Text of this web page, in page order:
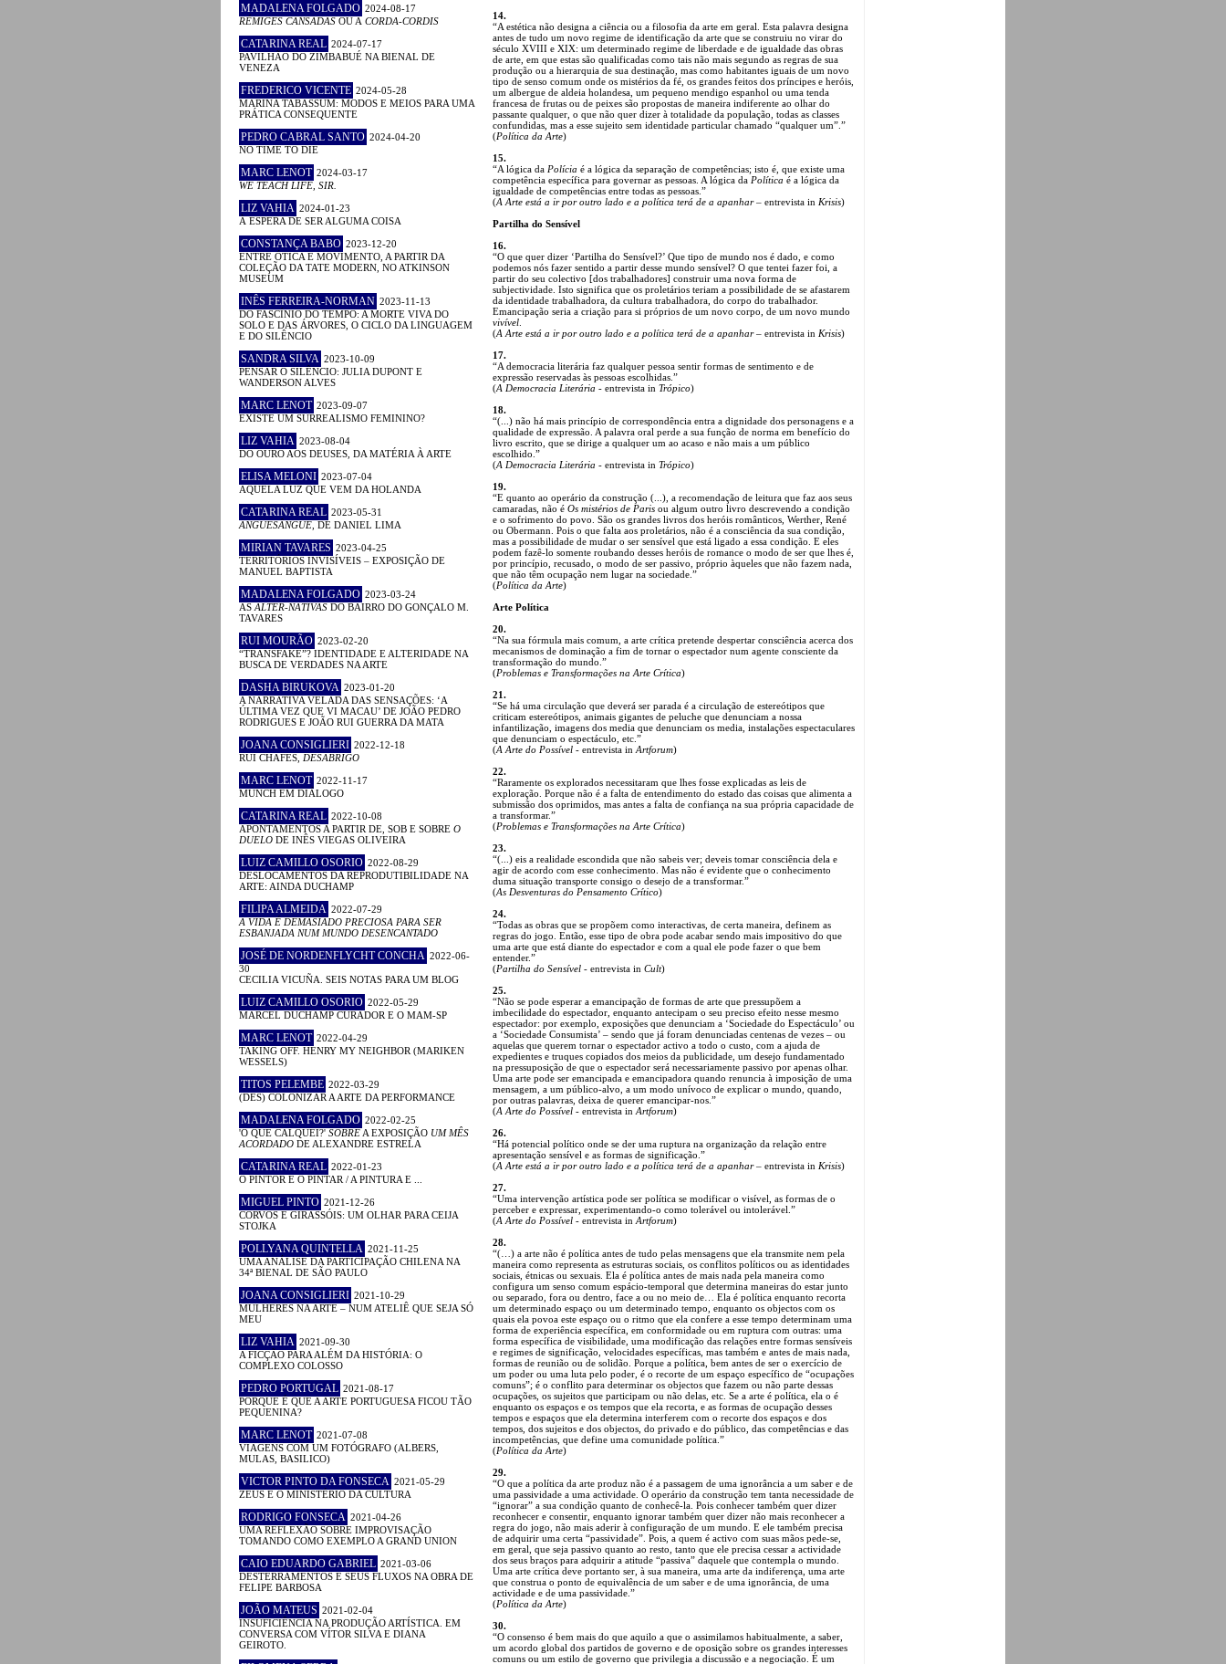
MADALENA FOLGADO 2024-08-17
RÉMIGES CANSADAS OU A CORDA-CORDIS
CATARINA REAL 2024-07-17
PAVILHÃO DO ZIMBABUÉ NA BIENAL DE
VENEZA
FREDERICO VICENTE 2024-05-28
MARINA TABASSUM: MODOS E MEIOS PARA UMA
PRÁTICA CONSEQUENTE
PEDRO CABRAL SANTO 2024-04-20
NO TIME TO DIE
MARC LENOT 2024-03-17
WE TEACH LIFE, SIR.
LIZ VAHIA 2024-01-23
À ESPERA DE SER ALGUMA COISA
CONSTANÇA BABO 2023-12-20
ENTRE ÓTICA E MOVIMENTO, A PARTIR DA
COLEÇÃO DA TATE MODERN, NO ATKINSON
MUSEUM
INÊS FERREIRA-NORMAN 2023-11-13
DO FASCÍNIO DO TEMPO: A MORTE VIVA DO
SOLO E DAS ÁRVORES, O CICLO DA LINGUAGEM
E DO SILÊNCIO
SANDRA SILVA 2023-10-09
PENSAR O SILÊNCIO: JULIA DUPONT E
WANDERSON ALVES
MARC LENOT 2023-09-07
EXISTE UM SURREALISMO FEMININO?
LIZ VAHIA 2023-08-04
DO OURO AOS DEUSES, DA MATÉRIA À ARTE
ELISA MELONI 2023-07-04
AQUELA LUZ QUE VEM DA HOLANDA
CATARINA REAL 2023-05-31
ANGUESÂNGUE , DE DANIEL LIMA
MIRIAN TAVARES 2023-04-25
TERRITÓRIOS INVISÍVEIS – EXPOSIÇÃO DE
MANUEL BAPTISTA
MADALENA FOLGADO 2023-03-24
AS ALTER-NATIVAS DO BAIRRO DO GONÇALO M.
TAVARES
RUI MOURÃO 2023-02-20
“TRANSFAKE”? IDENTIDADE E ALTERIDADE NA
BUSCA DE VERDADES NA ARTE
DASHA BIRUKOVA 2023-01-20
A NARRATIVA VELADA DAS SENSAÇÕES: ‘A
ÚLTIMA VEZ QUE VI MACAU’ DE JOÃO PEDRO
RODRIGUES E JOÃO RUI GUERRA DA MATA
JOANA CONSIGLIERI 2022-12-18
RUI CHAFES, DESABRIGO
MARC LENOT 2022-11-17
MUNCH EM DIÁLOGO
CATARINA REAL 2022-10-08
APONTAMENTOS A PARTIR DE, SOB E SOBRE O
DUELO DE INÊS VIEGAS OLIVEIRA
LUIZ CAMILLO OSORIO 2022-08-29
DESLOCAMENTOS DA REPRODUTIBILIDADE NA
ARTE: AINDA DUCHAMP
FILIPA ALMEIDA 2022-07-29
A VIDA É DEMASIADO PRECIOSA PARA SER
ESBANJADA NUM MUNDO DESENCANTADO
JOSÉ DE NORDENFLYCHT CONCHA 2022-06-
30
CECILIA VICUÑA. SEIS NOTAS PARA UM BLOG
LUIZ CAMILLO OSORIO 2022-05-29
MARCEL DUCHAMP CURADOR E O MAM-SP
MARC LENOT 2022-04-29
TAKING OFF. HENRY MY NEIGHBOR (MARIKEN
WESSELS)
TITOS PELEMBE 2022-03-29
(DES) COLONIZAR A ARTE DA PERFORMANCE
MADALENA FOLGADO 2022-02-25
'O QUE CALQUEI?' SOBRE A EXPOSIÇÃO UM MÊS
ACORDADO DE ALEXANDRE ESTRELA
CATARINA REAL 2022-01-23
O PINTOR E O PINTAR / A PINTURA E ...
MIGUEL PINTO 2021-12-26
CORVOS E GIRASSÓIS: UM OLHAR PARA CEIJA
STOJKA
POLLYANA QUINTELLA 2021-11-25
UMA ANÁLISE DA PARTICIPAÇÃO CHILENA NA
34ª BIENAL DE SÃO PAULO
JOANA CONSIGLIERI 2021-10-29
MULHERES NA ARTE – NUM ATELIÊ QUE SEJA SÓ
MEU
LIZ VAHIA 2021-09-30
A FICÇÃO PARA ALÉM DA HISTÓRIA: O
COMPLEXO COLOSSO
PEDRO PORTUGAL 2021-08-17
PORQUE É QUE A ARTE PORTUGUESA FICOU TÃO
PEQUENINA?
MARC LENOT 2021-07-08
VIAGENS COM UM FOTÓGRAFO (ALBERS,
MULAS, BASILICO)
VICTOR PINTO DA FONSECA 2021-05-29
ZEUS E O MINISTÉRIO DA CULTURA
RODRIGO FONSECA 2021-04-26
UMA REFLEXÃO SOBRE IMPROVISAÇÃO
TOMANDO COMO EXEMPLO A GRAND UNION
CAIO EDUARDO GABRIEL 2021-03-06
DESTERRAMENTOS E SEUS FLUXOS NA OBRA DE
FELIPE BARBOSA
JOÃO MATEUS 2021-02-04
INSUFICIÊNCIA NA PRODUÇÃO ARTÍSTICA. EM
CONVERSA COM VÍTOR SILVA E DIANA
GEIROTO.
14.
“A estética não designa a ciência ou a filosofia da arte em geral. Esta palavra designa
antes de tudo um novo regime de identificação da arte que se construiu no virar do
século XVIII e XIX: um determinado regime de liberdade e de igualdade das obras
de arte, em que estas são qualificadas como tais não mais segundo as regras de sua
produção ou a hierarquia de sua destinação, mas como habitantes iguais de um novo
tipo de senso comum onde os mistérios da fé, os grandes feitos dos príncipes e heróis,
um albergue de aldeia holandesa, um pequeno mendigo espanhol ou uma tenda
francesa de frutas ou de peixes são propostas de maneira indiferente ao olhar do
passante qualquer, o que não quer dizer à totalidade da população, todas as classes
confundidas, mas a esse sujeito sem identidade particular chamado “qualquer um”.”
(Política da Arte)
15.
“A lógica da Polícia é a lógica da separação de competências; isto é, que existe uma
competência específica para governar as pessoas. A lógica da Política é a lógica da
igualdade de competências entre todas as pessoas.”
(A Arte está a ir por outro lado e a política terá de a apanhar– entrevista in Krisis)
Partilha do Sensível
16.
“O que quer dizer ‘Partilha do Sensível?’ Que tipo de mundo nos é dado, e como
podemos nós fazer sentido a partir desse mundo sensível? O que tentei fazer foi, a
partir do seu colectivo [dos trabalhadores] construir uma nova forma de
subjectividade. Isto significa que os proletários teriam a possibilidade de se afastarem
da identidade trabalhadora, da cultura trabalhadora, do corpo do trabalhador.
Emancipação seria a criação para si próprios de um novo corpo, de um novo mundo
vivível
(A Arte está a ir por outro lado e a política terá de a apanhar– entrevista in Krisis)
17.
“A democracia literária faz qualquer pessoa sentir formas de sentimento e de
expressão reservadas às pessoas escolhidas.”
(A Democracia Literária - entrevista in Trópico)
18.
“(...) não há mais princípio de correspondência entra a dignidade dos personagens e a
qualidade de expressão. A palavra oral perde a sua função de norma em benefício do
livro escrito, que se dirige a qualquer um ao acaso e não mais a um público
escolhido.”
(A Democracia Literária - entrevista in Trópico)
19.
“E quanto ao operário da construção (...), a recomendação de leitura que faz aos seus
camaradas, não é Os mistérios de Paris ou algum outro livro descrevendo a condição
e o sofrimento do povo. São os grandes livros dos heróis românticos, Werther, René
ou Obermann. Pois o que falta aos proletários, não é a consciência da sua condição,
mas a possibilidade de mudar o ser sensível que está ligado a essa condição. E eles
podem fazê-lo somente roubando desses heróis de romance o modo de ser que lhes é,
por princípio, recusado, o modo de ser passivo, próprio àqueles que não fazem nada,
que não têm ocupação nem lugar na sociedade.”
(Política da Arte)
Arte Política
20.
“Na sua fórmula mais comum, a arte crítica pretende despertar consciência acerca dos
mecanismos de dominação a fim de tornar o espectador num agente consciente da
transformação do mundo.”
(Problemas e Transformações na Arte Crítica)
21.
“Se há uma circulação que deverá ser parada é a circulação de estereótipos que
criticam estereótipos, animais gigantes de peluche que denunciam a nossa
infantilização, imagens dos media que denunciam os media, instalações espectaculares
que denunciam o espectáculo, etc.”
(A Arte do Possível - entrevista in Artforum)
22.
“Raramente os explorados necessitaram que lhes fosse explicadas as leis de
exploração. Porque não é a falta de entendimento do estado das coisas que alimenta a
submissão dos oprimidos, mas antes a falta de confiança na sua própria capacidade de
a transformar.”
(Problemas e Transformações na Arte Crítica)
23.
“(...) eis a realidade escondida que não sabeis ver; deveis tomar consciência dela e
agir de acordo com esse conhecimento. Mas não é evidente que o conhecimento
duma situação transporte consigo o desejo de a transformar.”
(As Desventuras do Pensamento Crítico)
24.
“Todas as obras que se propõem como interactivas, de certa maneira, definem as
regras do jogo. Então, esse tipo de obra pode acabar sendo mais impositivo do que
uma arte que está diante do espectador e com a qual ele pode fazer o que bem
entender.”
(Partilha do Sensível - entrevista in Cult)
25.
“Não se pode esperar a emancipação de formas de arte que pressupõem a
imbecilidade do espectador, enquanto antecipam o seu preciso efeito nesse mesmo
espectador: por exemplo, exposições que denunciam a ‘Sociedade do Espectáculo’ ou
a ‘Sociedade Consumista’ – sendo que já foram denunciadas centenas de vezes – ou
aquelas que querem tornar o espectador activo a todo o custo, com a ajuda de
expedientes e truques copiados dos meios da publicidade, um desejo fundamentado
na pressuposição de que o espectador será necessariamente passivo por apenas olhar.
Uma arte pode ser emancipada e emancipadora quando renuncia à imposição de uma
mensagem, a um público-alvo, a um modo unívoco de explicar o mundo, quando,
por outras palavras, deixa de querer emancipar-nos.”
(A Arte do Possível - entrevista in Artforum)
26.
“Há potencial político onde se der uma ruptura na organização da relação entre
apresentação sensível e as formas de significação.”
(A Arte está a ir por outro lado e a política terá de a apanhar– entrevista in Krisis)
27.
“Uma intervenção artística pode ser política se modificar o visível, as formas de o
perceber e expressar, experimentando-o como tolerável ou intolerável.”
(A Arte do Possível - entrevista in Artforum)
28.
“(…) a arte não é política antes de tudo pelas mensagens que ela transmite nem pela
maneira como representa as estruturas sociais, os conflitos políticos ou as identidades
sociais, étnicas ou sexuais. Ela é política antes de mais nada pela maneira como
configura um senso comum espácio-temporal que determina maneiras do estar junto
ou separado, fora ou dentro, face a ou no meio de… Ela é política enquanto recorta
um determinado espaço ou um determinado tempo, enquanto os objectos com os
quais ela povoa este espaço ou o ritmo que ela confere a esse tempo determinam uma
forma de experiência específica, em conformidade ou em ruptura com outras: uma
forma específica de visibilidade, uma modificação das relações entre formas sensíveis
e regimes de significação, velocidades específicas, mas também e antes de mais nada,
formas de reunião ou de solidão. Porque a política, bem antes de ser o exercício de
um poder ou uma luta pelo poder, é o recorte de um espaço específico de “ocupações
comuns”; é o conflito para determinar os objectos que fazem ou não parte dessas
ocupações, os sujeitos que participam ou não delas, etc. Se a arte é política, ela o é
enquanto os espaços e os tempos que ela recorta, e as formas de ocupação desses
tempos e espaços que ela determina interferem com o recorte dos espaços e dos
tempos, dos sujeitos e dos objectos, do privado e do público, das competências e das
incompetências, que define uma comunidade política.”
(Política da Arte)
29.
“O que a política da arte produz não é a passagem de uma ignorância a um saber e de
uma passividade a uma actividade. O operário da construção tem tanta necessidade de
“ignorar” a sua condição quanto de conhecê-la. Pois conhecer também quer dizer
reconhecer e consentir, enquanto ignorar também quer dizer não mais reconhecer a
regra do jogo, não mais aderir à configuração de um mundo. E ele também precisa
de adquirir uma certa “passividade”. Pois, a quem é activo com suas mãos pede-se,
em geral, que seja passivo quanto ao resto, tanto que ele precisa cessar a actividade
dos seus braços para adquirir a atitude “passiva” daquele que contempla o mundo.
Uma arte crítica deve portanto ser, à sua maneira, uma arte da indiferença, uma arte
que construa o ponto de equivalência de um saber e de uma ignorância, de uma
actividade e de uma passividade.”
(Política da Arte)
30.
“O consenso é bem mais do que aquilo a que o assimilamos habitualmente, a saber,
um acordo global dos partidos de governo e de oposição sobre os grandes interesses
comuns ou um estilo de governo que privilegia a discussão e a negociação. É um